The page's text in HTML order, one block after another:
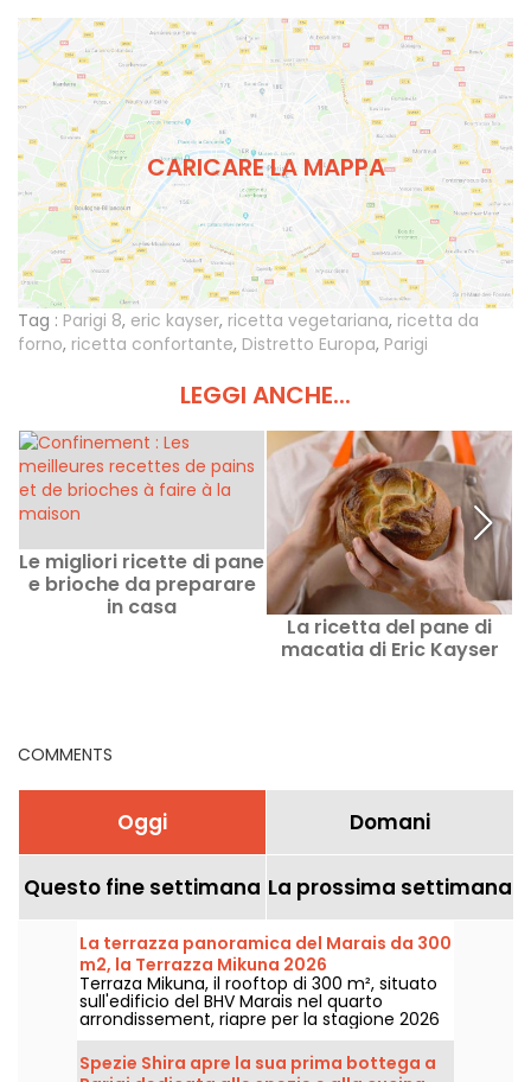
CARICARE LA MAPPA
Tag : Parigi 8, eric kayser, ricetta vegetariana, ricetta da
forno, ricetta confortante, Distretto Europa, Parigi
LEGGI ANCHE...
Le migliori ricette di pane
e brioche da preparare
in casa
La ricetta del pane di
macatia di Eric Kayser
COMMENTS
Oggi Domani
Questo fine settimana La prossima settimana
La terrazza panoramica del Marais da 300
m2, la Terrazza Mikuna 2026
Terraza Mikuna, il rooftop di 300 m², situato
sull'edificio del BHV Marais nel quarto
arrondissement, riapre per la stagione 2026
con una carta reinventata, una nuova
proposta pranzo e cocktail sfiziosi.
Spezie Shira apre la sua prima bottega a